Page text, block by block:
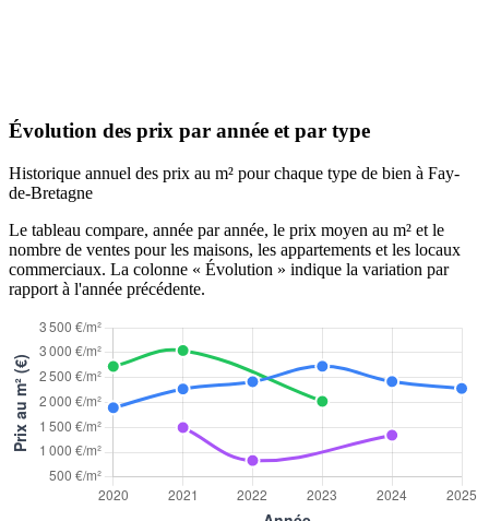
Évolution des prix par année et par type
Historique annuel des prix au m² pour chaque type de bien à Fay-
de-Bretagne
Le tableau compare, année par année, le prix moyen au m² et le
nombre de ventes pour les maisons, les appartements et les locaux
commerciaux. La colonne « Évolution » indique la variation par
rapport à l'année précédente.